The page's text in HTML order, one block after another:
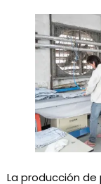
La producción